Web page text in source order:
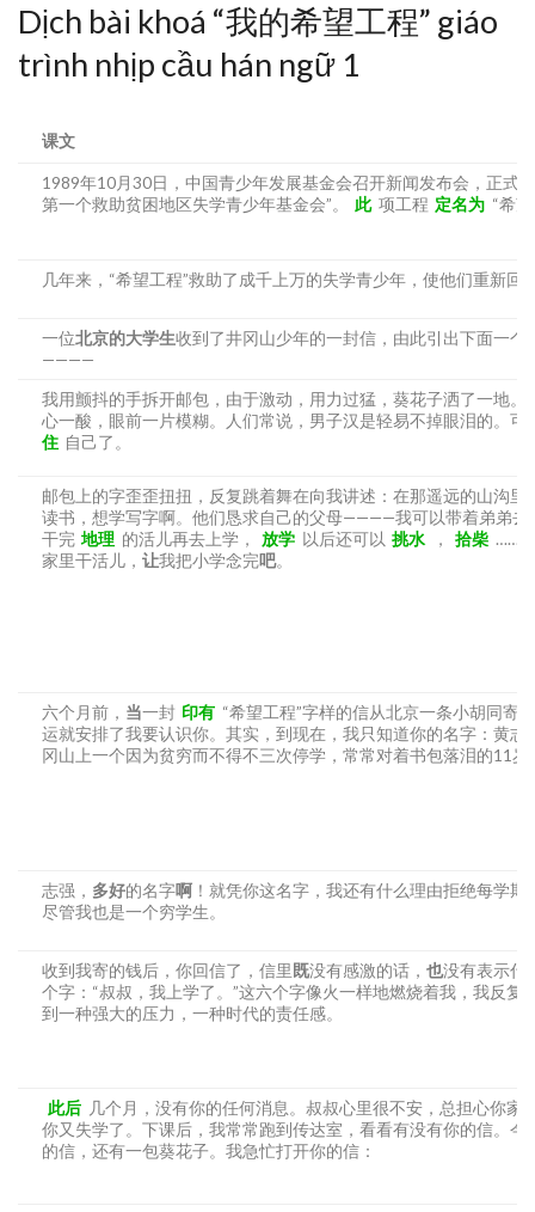
Dịch bài khoá “我的希望工程” giáo
trình nhịp cầu hán ngữ 1
课文
1989年10月30日，中国青少年发展基金会召开新闻发布会，正式
第一个救助贫困地区失学青少年基金会”。
此 项工程 定名为 “希
几年来，“希望工程”救助了成千上万的失学青少年，使他们重新回
一位北京的大学生收到了井冈山少年的一封信，由此引出下面一个
————
我用颤抖的手拆开邮包，由于激动，用力过猛，葵花子洒了一地。
心一酸，眼前一片模糊。人们常说，男子汉是轻易不掉眼泪的。可
住 自己了。
邮包上的字歪歪扭扭，反复跳着舞在向我讲述：在那遥远的山沟里
读书，想学写字啊。他们恳求自己的父母————我可以带着弟弟
干完 地理 的活儿再去上学， 放学 以后还可以 挑水 ， 拾柴 ……
家里干活儿， 让我把小学念完吧。
六个月前， 当一封 印有 “希望工程”字样的信从北京一条小胡同寄
运就安排了我要认识你。其实，到现在，我只知道你的名字：黄
冈山上一个因为贫穷而不得不三次停学，常常对着书包落泪的11岁
志强， 多好的名字啊 ！就凭你这名字，我还有什么理由拒绝每学期
尽管我也是一个穷学生。
收到我寄的钱后，你回信了，信里 既没有感激的话， 也没有表示什
个字：“叔叔，我上学了。”这六个字像火一样地燃烧着我，我反复
到一种强大的压力，一种时代的责任感。
此后 几个月，没有你的任何消息。叔叔心里很不安，总担心你家
你又失学了。下课后，我常常跑到传达室，看看有没有你的信。今
的信，还有一包葵花子。我急忙打开你的信：